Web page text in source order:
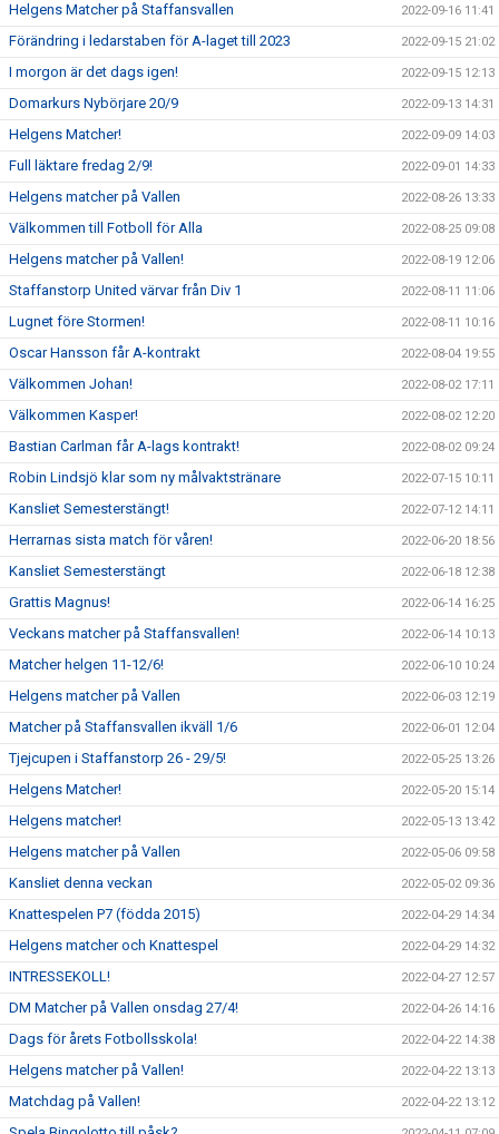
Helgens Matcher på Staffansvallen 2022-09-16 11:41
Förändring i ledarstaben för A-laget till 2023 2022-09-15 21:02
I morgon är det dags igen! 2022-09-15 12:13
Domarkurs Nybörjare 20/9 2022-09-13 14:31
Helgens Matcher! 2022-09-09 14:03
Full läktare fredag 2/9! 2022-09-01 14:33
Helgens matcher på Vallen 2022-08-26 13:33
Välkommen till Fotboll för Alla 2022-08-25 09:08
Helgens matcher på Vallen! 2022-08-19 12:06
Staffanstorp United värvar från Div 1 2022-08-11 11:06
Lugnet före Stormen! 2022-08-11 10:16
Oscar Hansson får A-kontrakt 2022-08-04 19:55
Välkommen Johan! 2022-08-02 17:11
Välkommen Kasper! 2022-08-02 12:20
Bastian Carlman får A-lags kontrakt! 2022-08-02 09:24
Robin Lindsjö klar som ny målvaktstränare 2022-07-15 10:11
Kansliet Semesterstängt! 2022-07-12 14:11
Herrarnas sista match för våren! 2022-06-20 18:56
Kansliet Semesterstängt 2022-06-18 12:38
Grattis Magnus! 2022-06-14 16:25
Veckans matcher på Staffansvallen! 2022-06-14 10:13
Matcher helgen 11-12/6! 2022-06-10 10:24
Helgens matcher på Vallen 2022-06-03 12:19
Matcher på Staffansvallen ikväll 1/6 2022-06-01 12:04
Tjejcupen i Staffanstorp 26 - 29/5! 2022-05-25 13:26
Helgens Matcher! 2022-05-20 15:14
Helgens matcher! 2022-05-13 13:42
Helgens matcher på Vallen 2022-05-06 09:58
Kansliet denna veckan 2022-05-02 09:36
Knattespelen P7 (födda 2015) 2022-04-29 14:34
Helgens matcher och Knattespel 2022-04-29 14:32
INTRESSEKOLL! 2022-04-27 12:57
DM Matcher på Vallen onsdag 27/4! 2022-04-26 14:16
Dags för årets Fotbollsskola! 2022-04-22 14:38
Helgens matcher på Vallen! 2022-04-22 13:13
Matchdag på Vallen! 2022-04-22 13:12